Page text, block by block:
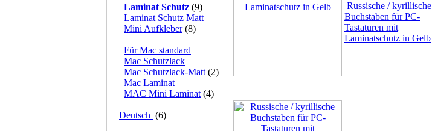
Laminat Schutz (9)
Laminat Schutz Matt
Mini Aufkleber(8)
Für Mac standard
Mac Schutzlack
Mac Schutzlack-Matt (2)
Mac Laminat
MAC Mini Laminat (4)
Deutsch (6)
Russische / kyrillische
Buchstaben für PC-
Tastaturen mit
Laminatschutz in Gelb